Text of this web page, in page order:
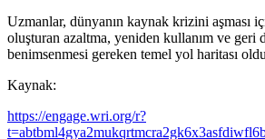
Uzmanlar, dünyanın kaynak krizini aşması
oluşturan azaltma, yeniden kullanım ve geri
benimsenmesi gereken temel yol haritası
Kaynak:
https://engage.wri.org/r?